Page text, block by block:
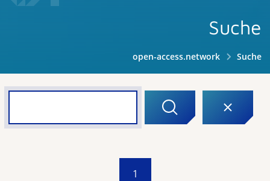
Suche
open-access.network Suche
1